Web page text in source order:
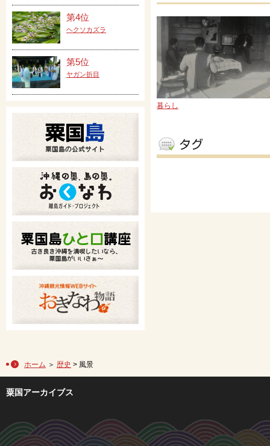
暮らし
第4位
ヘクソカズラ
第5位
ヤガン折目
ホーム ＞ 歴史 > 風景
粟国アーカイブス